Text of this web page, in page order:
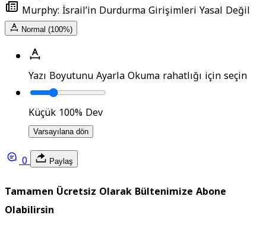
Murphy: İsrail’in Durdurma Girişimleri Yasal Değil
Normal (100%)
Yazı Boyutunu AyarlaOkuma rahatlığı için seçin
Küçük 100%Dev
Varsayılana dön
0 Paylaş
Tamamen Ücretsiz Olarak Bültenimize Abone
Olabilirsin